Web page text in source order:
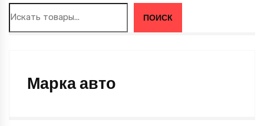
ПОИСК
Марка авто